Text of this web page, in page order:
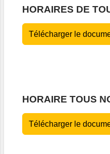
HORAIRES DE
Télécharger le
HORAIRE TOUS
Télécharger le